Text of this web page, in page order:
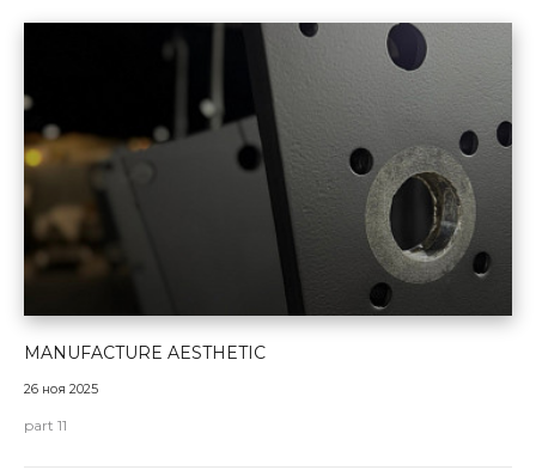
MANUFACTURE AESTHETIC
26 ноя 2025
part 11